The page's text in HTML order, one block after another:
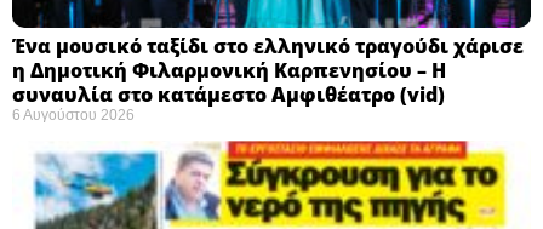
Ένα μουσικό ταξίδι στο ελληνικό τραγούδι χάρισε
η Δημοτική Φιλαρμονική Καρπενησίου – Η
συναυλία στο κατάμεστο Αμφιθέατρο (vid)
6 Αυγούστου 2026